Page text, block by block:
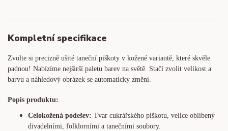
Kompletní specifikace
Zvolte si precizně ušité taneční piškoty v kožené variantě, které skvěle
padnou! Nabízíme nejširší paletu barev na světě. Stačí zvolit velikost a
barvu a náhledový obrázek se automaticky změní.
Popis produktu:
Celokožená podešev: Tvar cukrářského piškotu, velice oblíbený
divadelními, folklorními a tanečními soubory.